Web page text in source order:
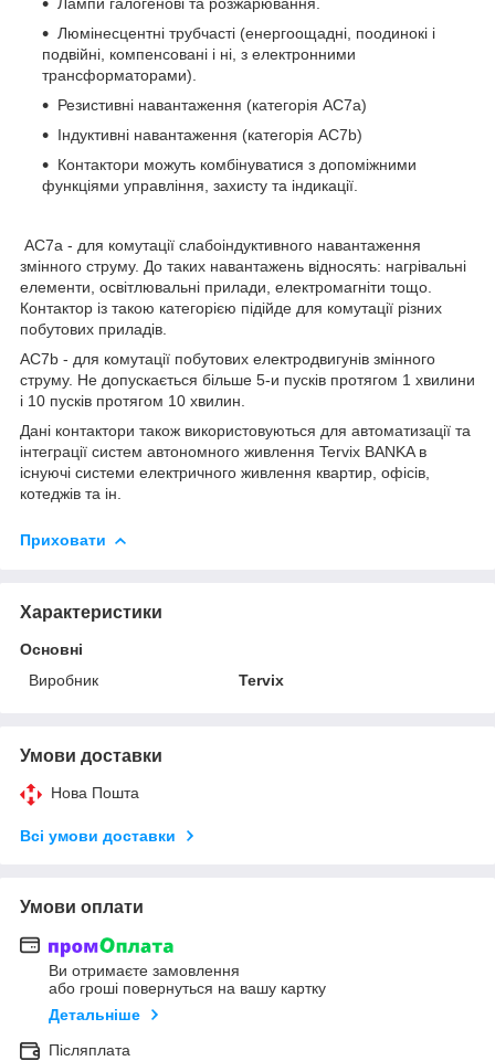
Люмінесцентні трубчасті (енергоощадні, поодинокі і
подвійні, компенсовані і ні, з електронними
трансформаторами).
Резистивні навантаження (категорія AC7a)
Індуктивні навантаження (категорія AC7b)
Контактори можуть комбінуватися з допоміжними
функціями управління, захисту та індикації.
AC7a - для комутації слабоіндуктивного навантаження
змінного струму. До таких навантажень відносять: нагрівальні
елементи, освітлювальні прилади, електромагніти тощо.
Контактор із такою категорією підійде для комутації різних
побутових приладів.
AC7b - для комутації побутових електродвигунів змінного
струму. Не допускається більше 5-и пусків протягом 1 хвилини
і 10 пусків протягом 10 хвилин.
Дані контактори також використовуються для автоматизації та
інтеграції систем автономного живлення Tervix BANKA в
існуючі системи електричного живлення квартир, офісів,
котеджів та ін.
Приховати
Характеристики
Основні
Виробник
Tervix
Умови доставки
Нова Пошта
Всі умови доставки
Умови оплати
Ви отримаєте замовлення
або гроші повернуться на вашу картку
Детальніше
Післяплата